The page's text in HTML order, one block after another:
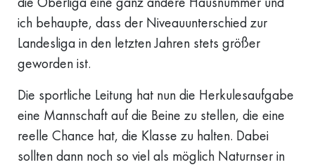
ich behaupte, dass der Niveauunterschied zur
Landesliga in den letzten Jahren stets größer
geworden ist.
Die sportliche Leitung hat nun die Herkulesaufgabe
eine Mannschaft auf die Beine zu stellen, die eine
reelle Chance hat, die Klasse zu halten. Dabei
sollten dann noch so viel als möglich Naturnser in